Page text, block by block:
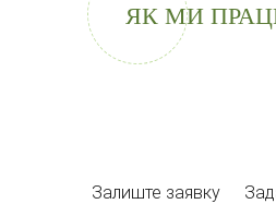
ЯК МИ
Залиште заявку